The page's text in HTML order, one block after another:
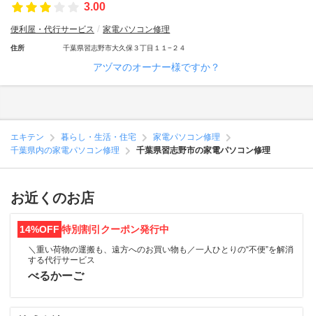
3.00
便利屋・代行サービス 家電パソコン修理
住所 千葉県習志野市大久保３丁目１１−２４
アヅマのオーナー様ですか？
エキテン 暮らし・生活・住宅
家電パソコン修理
千葉県内の家電パソコン修理
千葉県習志野市の家電パソコン修理
お近くのお店
14%OFF 特別割引クーポン発行中
＼重い荷物の運搬も、遠方へのお買い物も／一人ひとりの“不便”を解消
する代行サービス
べるかーご